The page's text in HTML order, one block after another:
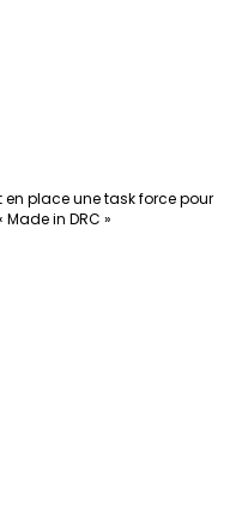
place une task force pour
in DRC »